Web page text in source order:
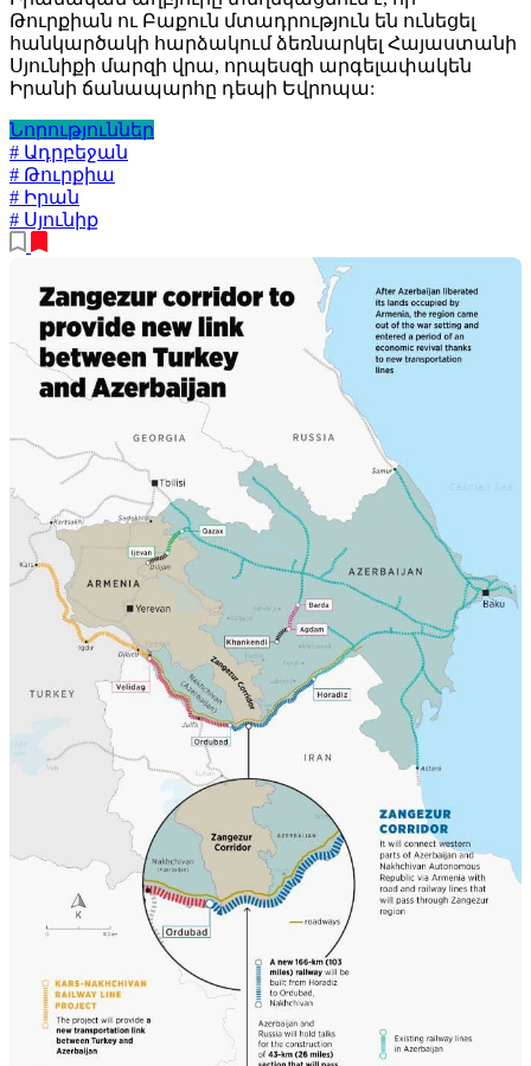
Թուրքիան ու Բաքուն մտադրություն են ունեցել
հանկարծակի հարձակում ձեռնարկել Հայաստանի
Սյունիքի մարզի վրա, որպեսզի արգելափակեն
Իրանի ճանապարհը դեպի Եվրոպա:
Նորություններ
# Ադրբեջան
# Թուրքիա
# Իրան
# Սյունիք